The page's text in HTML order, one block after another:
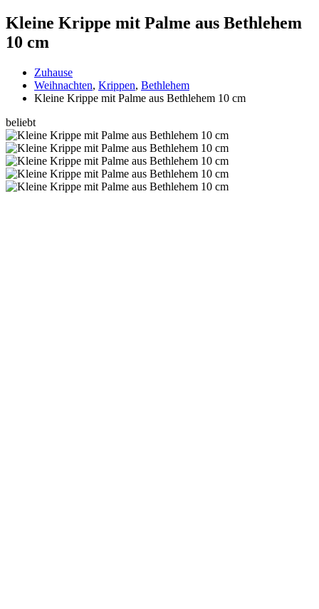
Kleine Krippe mit Palme aus Bethlehem
10 cm
Zuhause
Weihnachten, Krippen, Bethlehem
Kleine Krippe mit Palme aus Bethlehem 10 cm
beliebt